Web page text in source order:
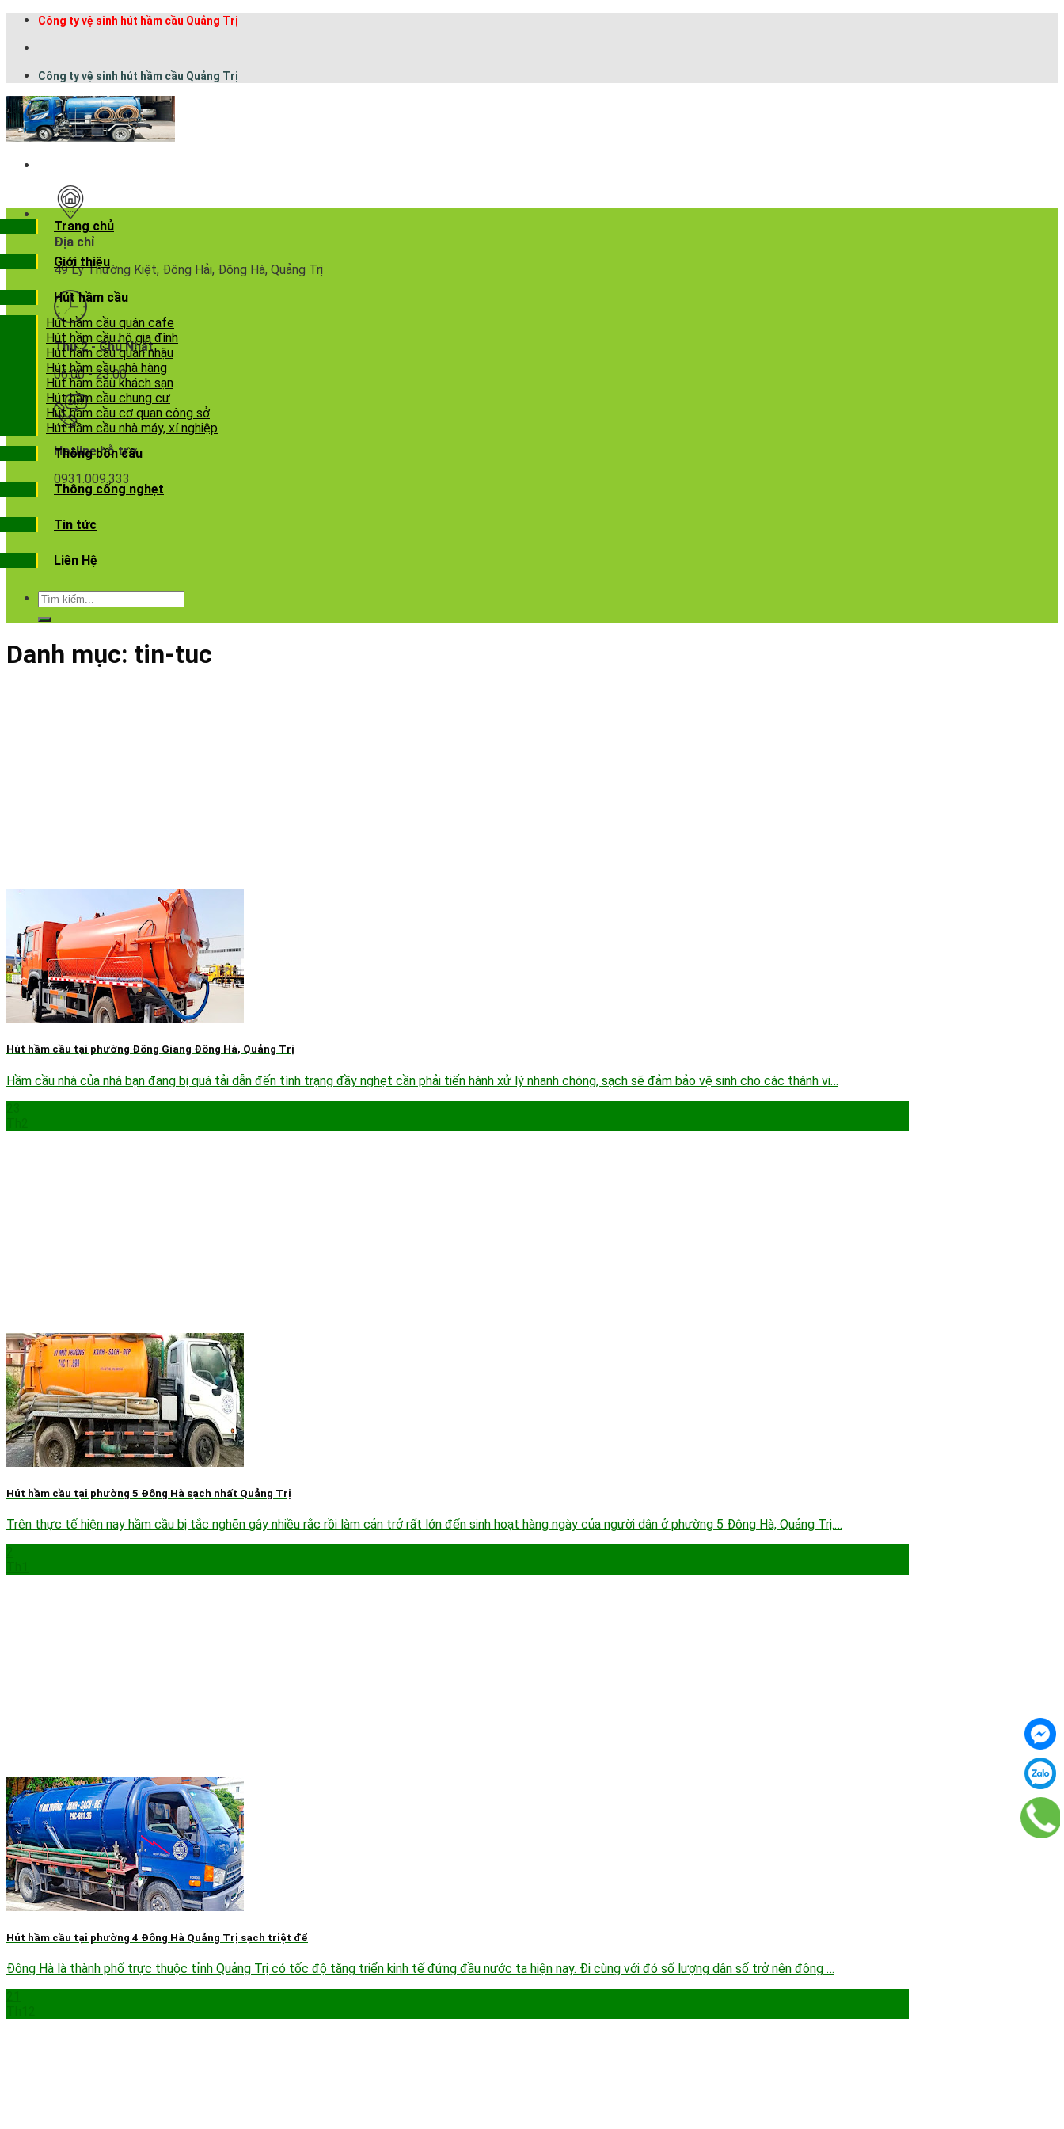
Công ty vệ sinh hút hầm cầu Quảng Trị
Công ty vệ sinh hút hầm cầu Quảng Trị
Địa chỉ
49 Lý Thường Kiệt, Đông Hải, Đông Hà, Quảng Trị
Thứ 2 - Chủ Nhật
06:00 - 23:00
Hotline hỗ trợ
0931.009.333
Trang chủ
Giới thiệu
Hút hầm cầu
Hút hầm cầu quán cafe
Hút hầm cầu hộ gia đình
Hút hầm cầu quán nhậu
Hút hầm cầu nhà hàng
Hút hầm cầu khách sạn
Hút hầm cầu chung cư
Hút hầm cầu cơ quan công sở
Hút hầm cầu nhà máy, xí nghiệp
Thông bồn cầu
Thông cống nghẹt
Tin tức
Liên Hệ
Danh mục: tin-tuc
Hút hầm cầu tại phường Đông Giang Đông Hà, Quảng Trị
Hầm cầu nhà của nhà bạn đang bị quá tải dẫn đến tình trạng đầy nghẹt cần phải tiến hành xử lý nhanh chóng, sạch sẽ đảm bảo vệ sinh cho các thành vi…
Hút hầm cầu tại phường 5 Đông Hà sạch nhất Quảng Trị
Trên thực tế hiện nay hầm cầu bị tắc nghẽn gây nhiều rắc rồi làm cản trở rất lớn đến sinh hoạt hàng ngày của người dân ở phường 5 Đông Hà, Quảng Trị.…
Hút hầm cầu tại phường 4 Đông Hà Quảng Trị sạch triệt để
Đông Hà là thành phố trực thuộc tỉnh Quảng Trị có tốc độ tăng triển kinh tế đứng đầu nước ta hiện nay. Đi cùng với đó số lượng dân số trở nên đông …